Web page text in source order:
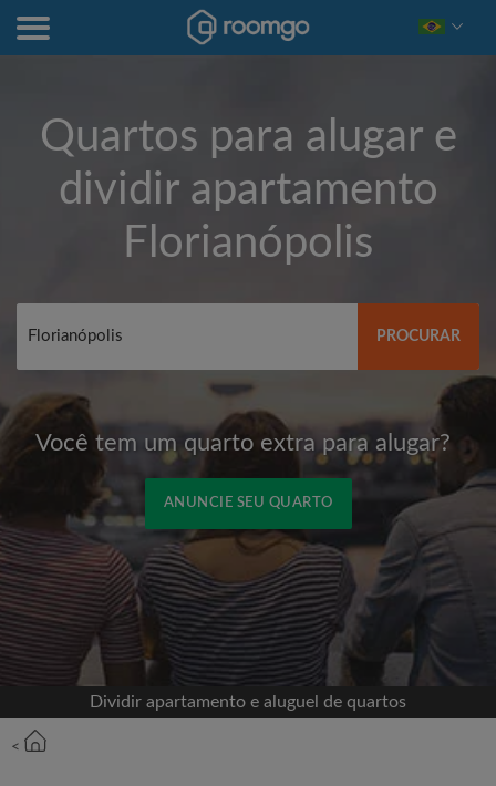
Quartos para alugar e
dividir apartamento
Florianópolis
PROCURAR
Você tem um quarto extra para alugar?
ANUNCIE SEU QUARTO
Cadastrar-se com o Facebook
Jamais publicaremos na sua linha do tempo sem
sua permissão
OU
Dividir apartamento e aluguel de quartos
<